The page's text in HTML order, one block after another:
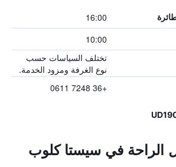
16:00
10:00
تختلف السياسات حسب
نوع الغرفة ومزود الخدمة.
+36 7248 0611
الراحة في سيستا كلوب